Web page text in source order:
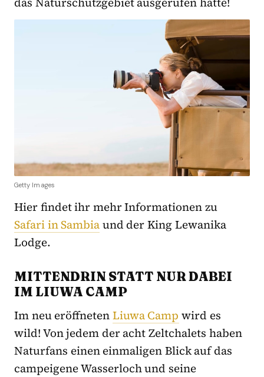
Getty Images
Hier findet ihr mehr Informationen zu
Safari in Sambiaund der King Lewanika
Lodge.
MITTENDRIN STATT NUR DABEI
IM LIUWA CAMP
Im neu eröffnetenLiuwa Camp wird es
wild! Von jedem der acht Zeltchalets haben
Naturfans einen einmaligen Blick auf das
campeigene Wasserloch und seine